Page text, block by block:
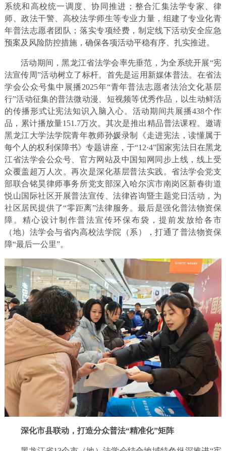
系统和高校统一调度、协同推进；整合汇集法学专家、律
师、政法干警、高校法学师生等专业力量，组建了专业化青
年普法志愿者团队；落实专项经费，制定线下活动安全应急
预案及风险防控措施，确保各项活动平稳有序、扎实推进。
活动期间，黑龙江省法学会率先垂范，为全系统开展“宪
法宣传周”活动树立了标杆。首先是运用新媒体普法。在省法
学会公众号集中展播2025年“青年普法志愿者法治文化基层
行”活动征集的普法微动漫、短视频等优秀作品，以生动鲜活
的传播形式让宪法知识入脑入心。活动期间共展播438个作
品，累计播放量151.7万次。其次是推出精品普法课程。邀请
黑龙江大学法学院青年教师孙媛录制《走进宪法，读懂属于
每个人的权利保障书》专题讲座，于“12·4”国家宪法日在黑龙
江省法学会公众号、官方网站及中国知网同步上线，线上受
众覆盖超万人次。再次是深化基层普法实践。省法学会党支
部联合铭昊律师事务所党支部深入哈尔滨市南岗区新春街道
悦山国际社区开展普法宣传、法律咨询暨主题党日活动，为
社区居民提供了“零距离”法律服务。最后是强化普法物资保
障。精心设计制作普法宣传环保布袋，提前发放给各市
（地）法学会与省内高校法学院（系），打通了普法物资保
障“最后一公里”。
深化市县联动，打造分众普法“精准化”矩阵